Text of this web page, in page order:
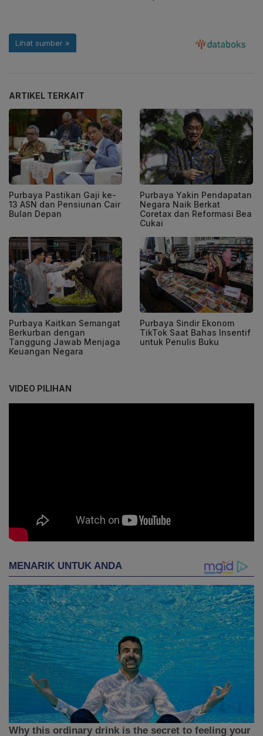
ARTIKEL TERKAIT
Purbaya Pastikan Gaji ke-
13 ASN dan Pensiunan Cair
Bulan Depan
Purbaya Yakin Pendapatan
Negara Naik Berkat
Coretax dan Reformasi Bea
Cukai
Purbaya Kaitkan Semangat
Berkurban dengan
Tanggung Jawab Menjaga
Keuangan Negara
Purbaya Sindir Ekonom
TikTok Saat Bahas Insentif
untuk Penulis Buku
VIDEO PILIHAN